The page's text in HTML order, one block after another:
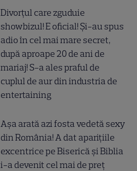
Divorțul care zguduie
showbizul! E oficial! Și-au spus
adio în cel mai mare secret,
după aproape 20 de ani de
mariaj! S-a ales praful de
cuplul de aur din industria de
entertaining
Așa arată azi fosta vedetă sexy
din România! A dat aparițiile
excentrice pe Biserică și Biblia
i-a devenit cel mai de preț